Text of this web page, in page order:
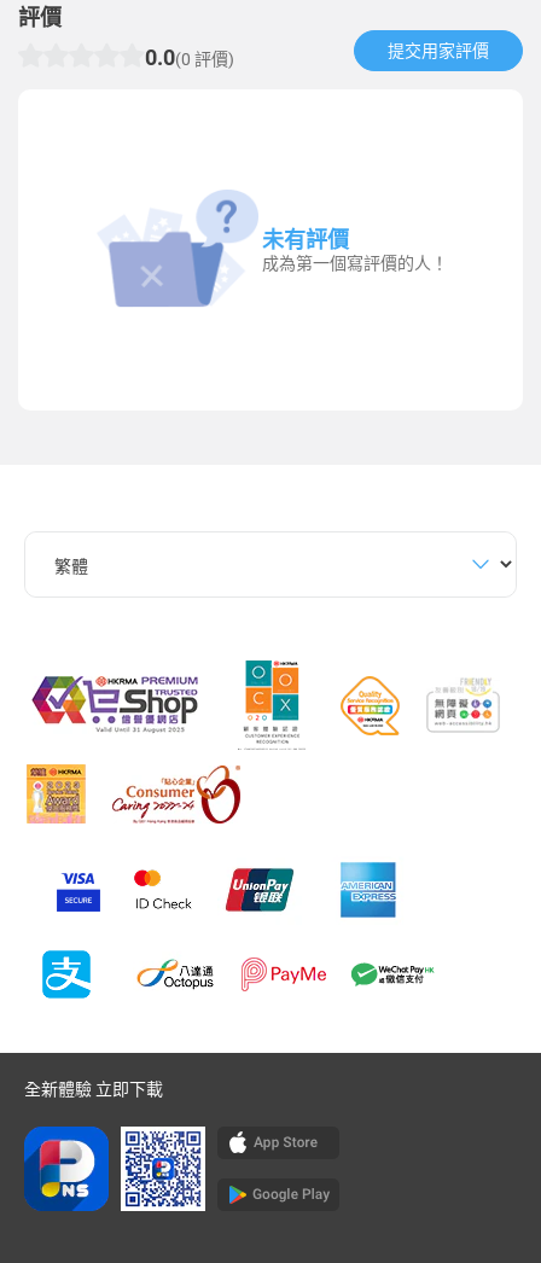
評價
0.0(0 評價) 提交用家評價​
未有評價
成為第一個寫評價的人！
全新體驗 立即下載